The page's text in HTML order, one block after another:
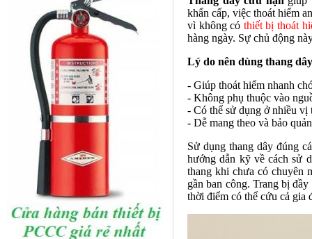
khẩn cấp, việc thoát hiểm
vì không có thiết bị thoát
hàng ngày. Sự chủ động
Lý do nên dùng thang
- Giúp thoát hiểm nhanh
- Không phụ thuộc vào
- Có thể sử dụng ở nhiều vị
- Dễ mang theo và bảo
Sử dụng thang dây đúng
hướng dẫn kỹ về cách sử
thang khi chưa có chuyên
gần ban công. Trang bị
thời điểm có thể cứu cả